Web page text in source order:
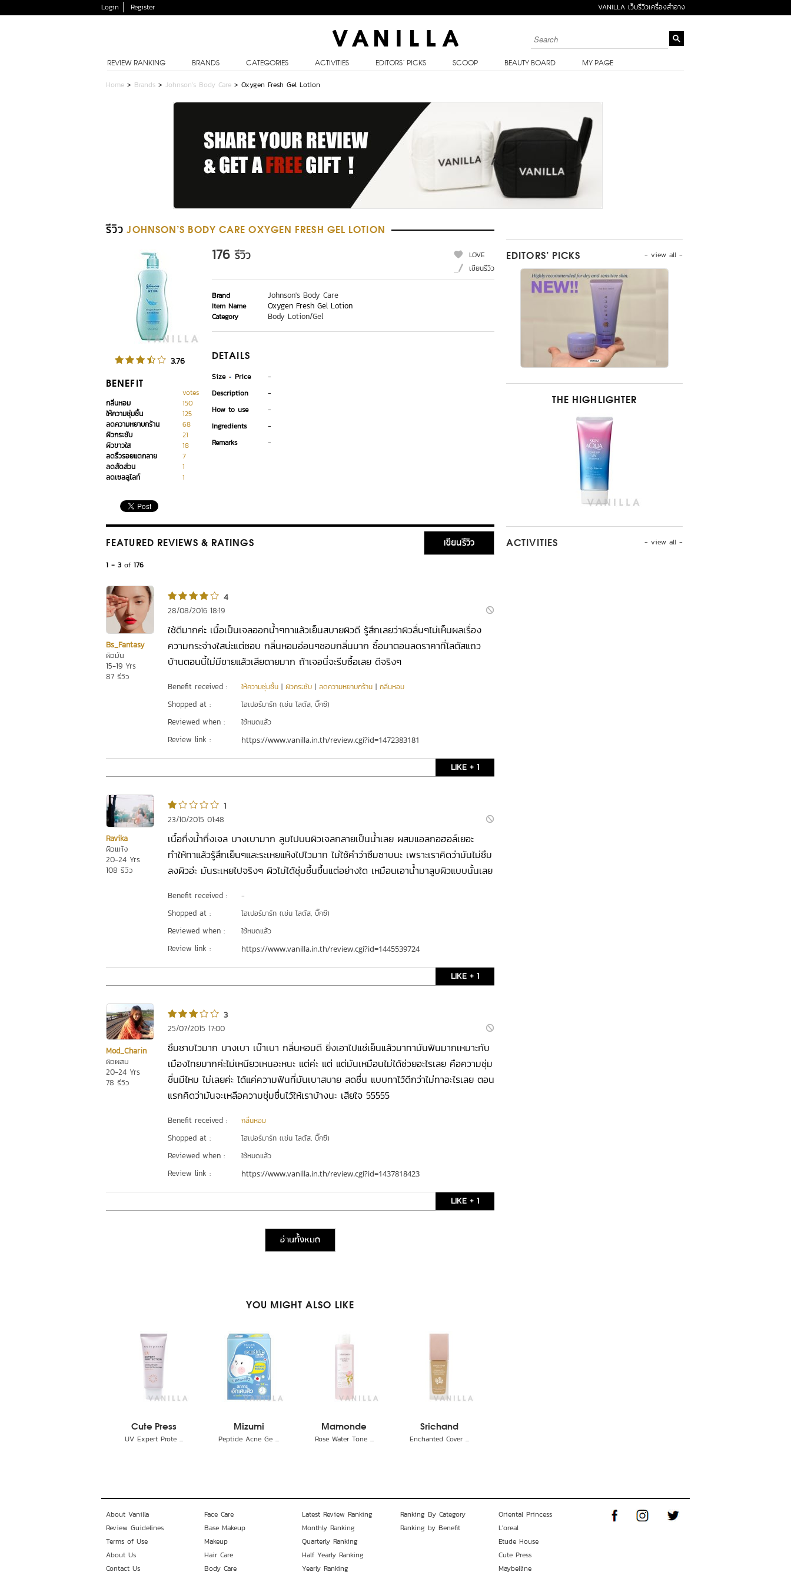
Login Register VANILLA เว็บรีวิวเครื่องสำอาง
REVIEW RANKING BRANDS CATEGORIES ACTIVITIES EDITORS’ PICKS SCOOP BEAUTY BOARD MY PAGE
Home > Brands > Johnson's Body Care > Oxygen Fresh Gel Lotion
รีวิว JOHNSON'S BODY CARE OXYGEN FRESH GEL LOTION
3.76
BENEFIT
votes
กลิ่นหอม
150
ให้ความชุ่มชื้น
125
ลดความหยาบกร้าน
68
ผิวกระชับ
21
ผิวขาวใส
18
ลดริ้วรอยแตกลาย
7
ลดสัดส่วน
1
ลดเซลลูไลท์
1
176 รีวิว
LOVE
เขียนรีวิว
Brand Johnson's Body Care
Item Name Oxygen Fresh Gel Lotion
Category Body Lotion/Gel
DETAILS
Size Price
-
Description
-
How to use
-
Ingredients
-
Remarks
-
FEATURED REVIEWS & RATINGS เขียนรีวิว
1 - 3 of 176
Bs_Fantasy
ผิวมัน
15-19 Yrs
87 รีวิว
4
28/08/2016 18:19
ใช้ดีมากค่ะ เนื้อเป็นเจลออกน้ำๆทาแล้วเย็นสบายผิวดี รู้สึกเลยว่าผิวลื่นๆไม่เห็นผลเรื่อง
ความกระจ่างใสน่ะแต่ชอบ กลิ่นหอมอ่อนๆชอบกลิ่นมาก ซื้อมาตอนลดราคาที่โลตัสแถว
บ้านตอนนี้ไม่มีขายแล้วเสียดายมาก ถ้าเจอนี่จะรีบซื้อเลย ดีจริงๆ
Benefit received : ให้ความชุ่มชื้น | ผิวกระชับ | ลดความหยาบกร้าน | กลิ่นหอม
Shopped at : ไฮเปอร์มาร์ท (เช่น โลตัส, บิ๊กซี)
Reviewed when : ใช้หมดแล้ว
Review link : https://www.vanilla.in.th/review.cgi?id=1472383181
LIKE + 1
Ravika
ผิวแห้ง
20-24 Yrs
108 รีวิว
1
23/10/2015 01:48
เนื้อกึ่งน้ำกึ่งเจล บางเบามาก ลูบไปบนผิวเจลกลายเป็นน้ำเลย ผสมแอลกอฮอล์เยอะ
ทำให้ทาแล้วรู้สึกเย็นๆและระเหยแห้งไปไวมาก ไม่ใช้คำว่าซึมซาบนะ เพราะเราคิดว่ามันไม่ซึม
ลงผิวอ่ะ มันระเหยไปจริงๆ ผิวไม่ได้ชุ่มชื้นขึ้นแต่อย่างใด เหมือนเอาน้ำมาลูบผิวแบบนั้นเลย
Benefit received : -
Shopped at : ไฮเปอร์มาร์ท (เช่น โลตัส, บิ๊กซี)
Reviewed when : ใช้หมดแล้ว
Review link : https://www.vanilla.in.th/review.cgi?id=1445539724
LIKE + 1
Mod_Charin
ผิวผสม
20-24 Yrs
78 รีวิว
3
25/07/2015 17:00
ซึมซาบไวมาก บางเบา เบ๊าเบา กลิ่นหอมดี ยิ่งเอาไปแช่เย็นแล้วมาทามันฟินมากเหมาะกับ
เมืองไทยมากค่ะไม่เหนียวเหนอะหนะ แต่ค่ะ แต่ แต่มันเหมือนไม่ได้ช่วยอะไรเลย คือความชุ่ม
ชื่นมีไหม ไม่เลยค่ะ ได้แค่ความฟินที่มันเบาสบาย สดชื่น แบบทาไว้ดีกว่าไม่ทาอะไรเลย ตอน
แรกคิดว่ามันจะเหลือความชุ่มชื่นไว้ให้เราบ้างนะ เสียใจ 55555
Benefit received : กลิ่นหอม
Shopped at : ไฮเปอร์มาร์ท (เช่น โลตัส, บิ๊กซี)
Reviewed when : ใช้หมดแล้ว
Review link : https://www.vanilla.in.th/review.cgi?id=1437818423
LIKE + 1
อ่านทั้งหมด
YOU MIGHT ALSO LIKE
Cute Press
UV Expert Prote ...
Mizumi
Peptide Acne Ge ...
Mamonde
Rose Water Tone ...
Srichand
Enchanted Cover ...
- view all -
EDITORS’ PICKS
THE HIGHLIGHTER
- view all -
ACTIVITIES
About Vanilla
Review Guidelines
Terms of Use
About Us
Contact Us
Face Care
Base Makeup
Makeup
Hair Care
Body Care
Latest Review Ranking
Monthly Ranking
Quarterly Ranking
Half Yearly Ranking
Yearly Ranking
Ranking By Category
Ranking by Benefit
Oriental Princess
L'oreal
Etude House
Cute Press
Maybelline